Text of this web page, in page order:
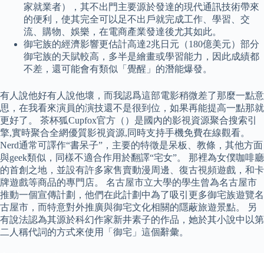
家就業者），其不出門主要源於發達的現代通訊技術帶來
的便利，使其完全可以足不出戶就完成工作、學習、交
流、購物、娛樂，在電商產業發達後尤其如此。
御宅族的經濟影響更估計高達2兆日元（180億美元）部分
御宅族的天賦較高，多半是繪畫或學習能力，因此成績都
不差，還可能會有類似「覺醒」的潛能爆發。
有人說他好有人說他壞，而我認爲這部電影稍微差了那麼一點意
思，在我看來演員的演技還不是很到位，如果再能提高一點那就
更好了。 茶杯狐Cupfox官方（）是國內的影視資源聚合搜索引
擎,實時聚合全網優質影視資源,同時支持手機免費在線觀看。
Nerd通常可譯作“書呆子”，主要的特徵是呆板、教條，其他方面
與geek類似，同樣不適合作用於翻譯“宅女”。 那裡為女僕咖啡廳
的首創之地，並設有許多家售賣動漫周邊、復古視頻遊戲，和卡
牌遊戲等商品的專門店。 名古屋市立大學的學生曾為名古屋市
推動一個宣傳計劃，他們在此計劃中為了吸引更多御宅族遊覽名
古屋市，而特意對外推廣與御宅文化相關的隱蔽旅遊景點。 另
有說法認為其源於科幻作家新井素子的作品，她於其小說中以第
二人稱代詞的方式來使用「御宅」這個辭彙。